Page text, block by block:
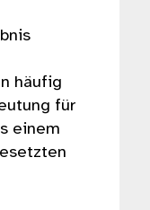
häufig
für
einem